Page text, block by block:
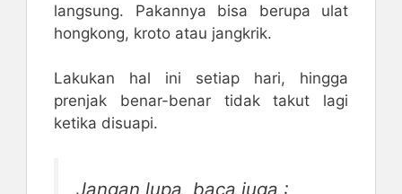
langsung. Pakannya bisa berupa ulat
hongkong, kroto atau jangkrik.
Lakukan hal ini setiap hari, hingga
prenjak benar-benar tidak takut lagi
ketika disuapi.
Jangan lupa, baca juga :